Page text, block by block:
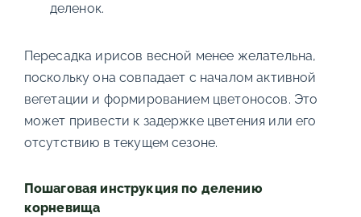
деленок.
Пересадка ирисов весной менее желательна,
поскольку она совпадает с началом активной
вегетации и формированием цветоносов. Это
может привести к задержке цветения или его
отсутствию в текущем сезоне.
Пошаговая инструкция по делению
корневища